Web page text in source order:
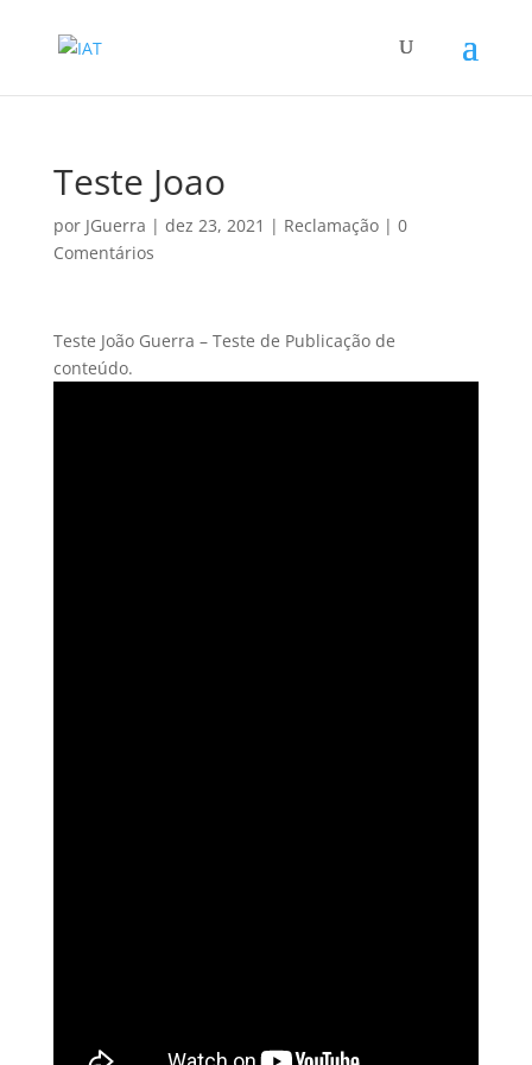
Teste Joao
por JGuerra | dez 23, 2021 | Reclamação| 0
Comentários
Teste João Guerra – Teste de Publicação de
conteúdo.